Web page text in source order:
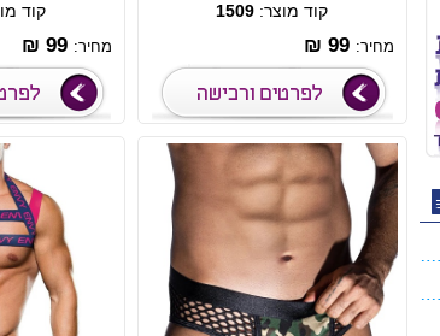
קוד מוצר: 1509
מחיר: 99 ₪
קוד
מחיר: 99 ₪